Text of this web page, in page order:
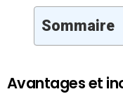
Sommaire
Avantages et